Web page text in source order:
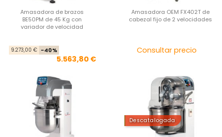
Amasadora de brazos
BE50PM de 45 Kg con
variador de velocidad
9.273,00 € -40%
5.563,80 €
Amasadora OEM FX402T de
cabezal fijo de 2 velocidades
Consultar precio
Descatalogada